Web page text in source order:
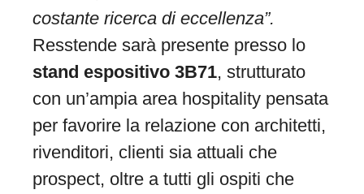
costante ricerca di eccellenza”.
Resstende sarà presente presso lo
stand espositivo 3B71, strutturato
con un’ampia area hospitality pensata
per favorire la relazione con architetti,
rivenditori, clienti sia attuali che
prospect, oltre a tutti gli ospiti che